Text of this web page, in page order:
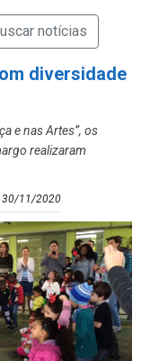
a Busca de Notícias
diversidade
e nas Artes”, os
realizaram
30/11/2020